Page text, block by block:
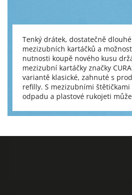
Tenký drátek, dostatečně
mezizubních kartáčků a
nutnosti koupě nového kusu
mezizubní kartáčky značky
variantě klasické, zahnuté s
refilly. S mezizubními
odpadu a plastové rukojeti